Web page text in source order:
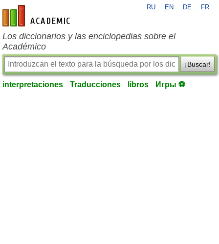
es-academic.com
RU EN DE FR
Los diccionarios y las enciclopedias sobre el
Académico
¡Buscar!
interpretaciones Traducciones libros Игры ⚽